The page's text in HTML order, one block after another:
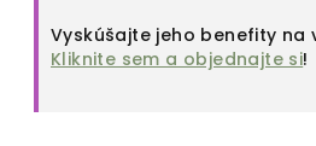
Vyskúšajte jeho benefity na
Kliknite sem a objednajte si!